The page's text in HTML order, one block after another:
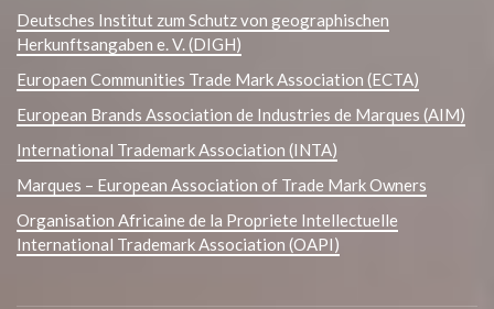
Deutsches Institut zum Schutz von geographischen
Herkunftsangaben e. V. (DIGH)
Europaen Communities Trade Mark Association (ECTA)
European Brands Association de Industries de Marques (AIM)
International Trademark Association (INTA)
Marques – European Association of Trade Mark Owners
Organisation Africaine de la Propriete Intellectuelle
International Trademark Association (OAPI)